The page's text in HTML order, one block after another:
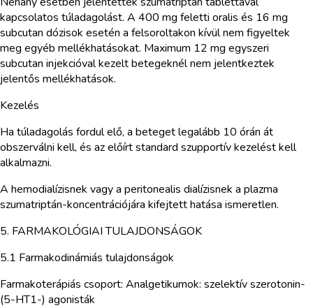
kapcsolatos túladagolást. A 400 mg feletti oralis és 16 mg
subcutan dózisok esetén a felsoroltakon kívül nem figyeltek
meg egyéb mellékhatásokat. Maximum 12 mg egyszeri
subcutan injekcióval kezelt betegeknél nem jelentkeztek
jelentős mellékhatások.
Kezelés
Ha túladagolás fordul elő, a beteget legalább 10 órán át
obszerválni kell, és az előírt standard szupportív kezelést kell
alkalmazni.
A hemodialízisnek vagy a peritonealis dialízisnek a plazma
szumatriptán-koncentrációjára kifejtett hatása ismeretlen.
5. FARMAKOLÓGIAI TULAJDONSÁGOK
5.1 Farmakodinámiás tulajdonságok
Farmakoterápiás csoport: Analgetikumok: szelektív szerotonin-
(5-HT1-) agonisták